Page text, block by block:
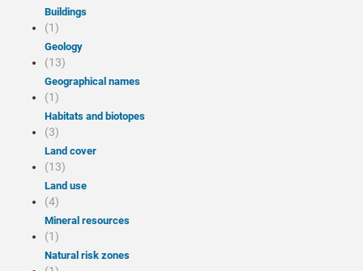
Buildings
(1)
Geology
(13)
Geographical names
(1)
Habitats and biotopes
(3)
Land cover
(13)
Land use
(4)
Mineral resources
(1)
Natural risk zones